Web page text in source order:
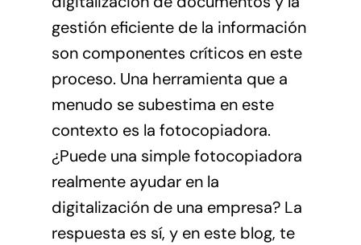
gestión eficiente de la información
son componentes críticos en este
proceso. Una herramienta que a
menudo se subestima en este
contexto es la fotocopiadora.
¿Puede una simple fotocopiadora
realmente ayudar en la
digitalización de una empresa? La
respuesta es sí, y en este blog, te